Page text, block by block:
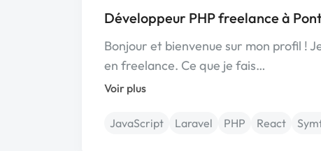
Développeur PHP freelance à
Bonjour et bienvenue sur mon profil !
en freelance. Ce que je fais…
Voir plus
JavaScript Laravel PHP React